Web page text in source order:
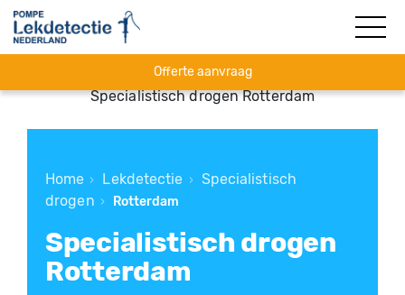
Offerte aanvraag
Specialistisch drogen Rotterdam
Home › Lekdetectie › Specialistisch
drogen › Rotterdam
Specialistisch drogen
Rotterdam